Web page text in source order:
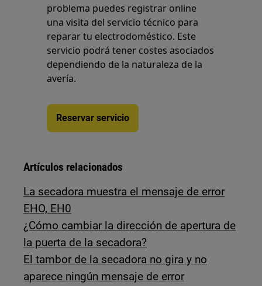
problema puedes registrar online
una visita del servicio técnico para
reparar tu electrodoméstico. Este
servicio podrá tener costes asociados
dependiendo de la naturaleza de la
avería.
Reservar servicio
Artículos relacionados
La secadora muestra el mensaje de error
EHO, EH0
¿Cómo cambiar la dirección de apertura de
la puerta de la secadora?
El tambor de la secadora no gira y no
aparece ningún mensaje de error